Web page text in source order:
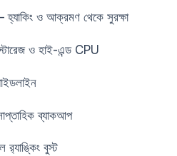
হ্যাকিং ও আক্রমণ থেকে সুরক্ষা
ও হাই-এন্ড CPU
ব্যাকআপ
বুস্ট